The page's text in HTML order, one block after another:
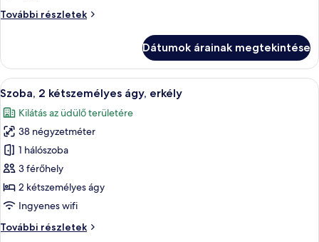
kétszemélyes
További részletek
Szoba,
további
részletei
Dátumok árainak megtekintése
A
következő
szoba
összes
képének
megtekintése:
Szoba,
2
kétszemélyes
ágy,
Egy kétágyas szoba, erkéllyel,
10
Szoba, 2 kétszemélyes ágy, erkély
Kilátás az üdülő területére
38 négyzetméter
1 hálószoba
3 férőhely
2 kétszemélyes ágy
Ingyenes wifi
További részletek
Szoba,